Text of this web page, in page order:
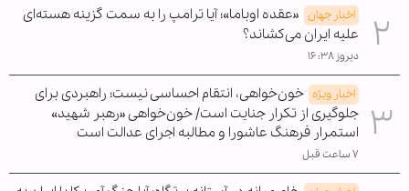
اخبار جهان «عقده اوباما»؛ آیا ترامپ را به سمت گزینه هسته‌ای
علیه ایران می‌کشاند؟
دیروز ۱۶:۳۸
اخبار ویژه خون‌خواهی، انتقام احساسی نیست؛ راهبردی برای
جلوگیری از تکرار جنایت است/ خون‌خواهی «رهبر شهید»
استمرار فرهنگ عاشورا و مطالبه اجرای عدالت است
۷ ساعت قبل